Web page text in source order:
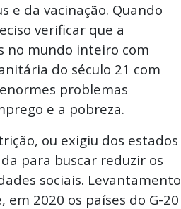
e da vacinação. Quando
verificar que a
no mundo inteiro com
do século 21 com
problemas
e a pobreza.
ou exigiu dos estados
para buscar reduzir os
sociais. Levantamento
2020 os países do G-20